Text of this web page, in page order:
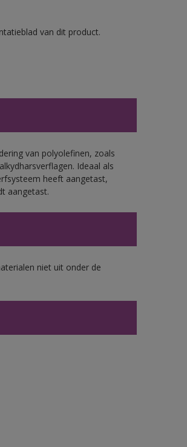
van dit product.
van polyolefinen, zoals
Ideaal als
heeft aangetast,
aangetast.
niet uit onder de